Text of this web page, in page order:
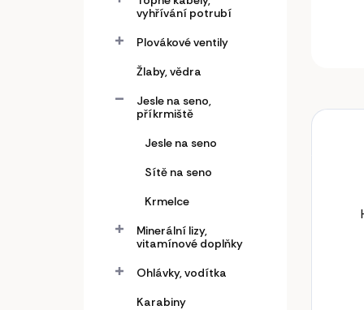
vyhřívání potrubí
Plovákové ventily
Žlaby, vědra
Jesle na seno,
příkrmiště
Jesle na seno
Sítě na seno
Krmelce
Minerální lizy,
vitamínové doplňky
Ohlávky, vodítka
Karabiny